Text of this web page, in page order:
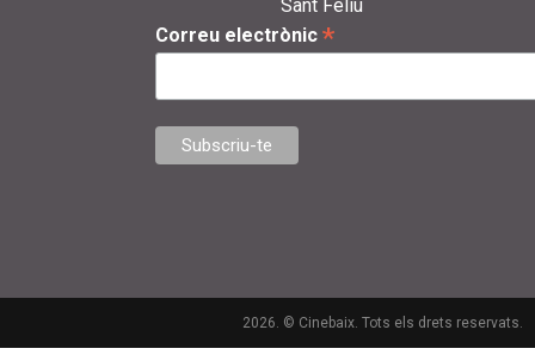
Sant Feliu
Correu electrònic *
2026. © Cinebaix. Tots els drets reservats.